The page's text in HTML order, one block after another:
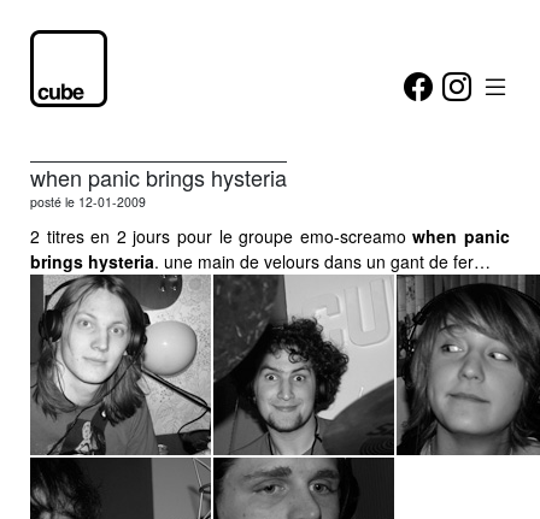
news
when panic brings hysteria
posté le 12-01-2009
2 titres en 2 jours pour le groupe emo-screamowhen panic
brings hysteria. une main de velours dans un gant de fer…